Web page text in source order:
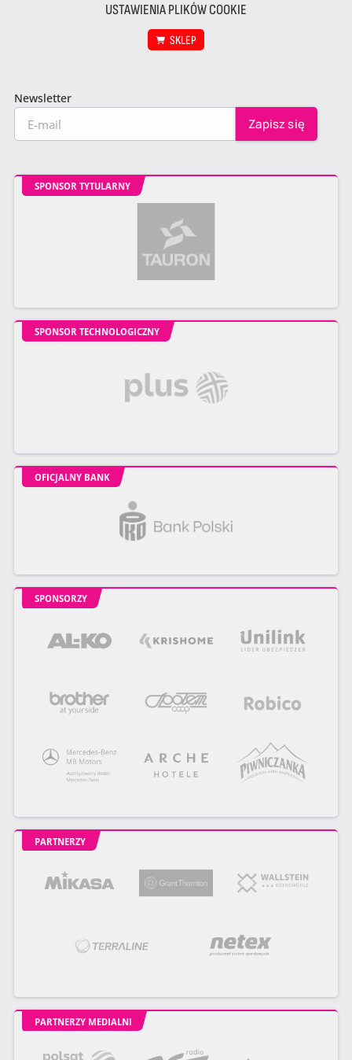
USTAWIENIA PLIKÓW COOKIE
SKLEP
Newsletter
SPONSOR TYTULARNY
SPONSOR TECHNOLOGICZNY
OFICJALNY BANK
SPONSORZY
PARTNERZY
PARTNERZY MEDIALNI